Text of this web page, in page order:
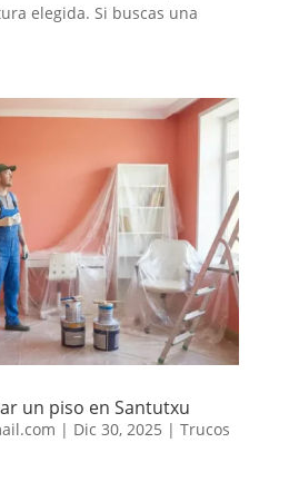
elegida. Si buscas una
un piso en Santutxu
| Dic 30, 2025 | Trucos